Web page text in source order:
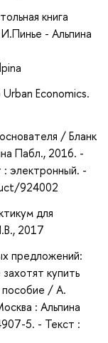
книга
- Альпина
Economics.
/ Бланк
Пабл., 2016. -
электронный. -
924002
для
2017
предложений:
купить
пособие / А.
: Альпина
5. - Текст :